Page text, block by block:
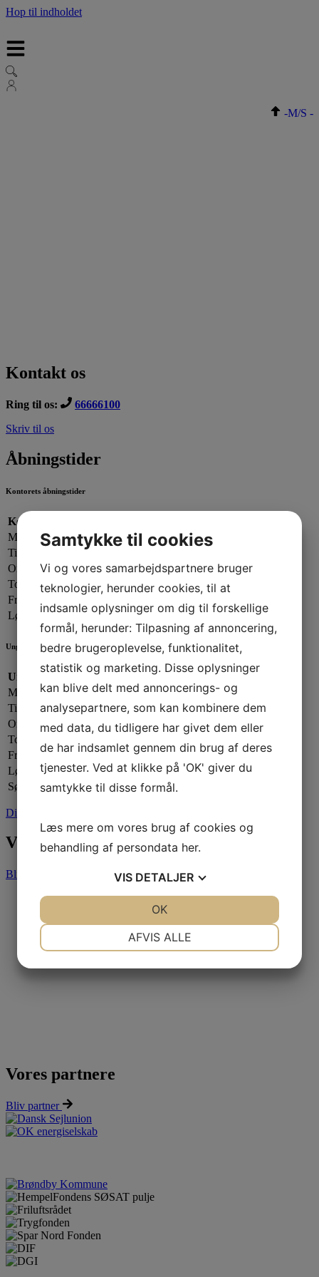
Hop til indholdet
-M/S -
Kontakt os
Ring til os:
66666100
Skriv til os
Åbningstider
Kontorets åbningstider
Kontorets åbningstider:
Mandag:
13.00 - 19.00
Tirsdag:
Onsdag:
09.00 - 13.00
Torsdag:
13.00 - 17.00
Fredag:
Lørdag - Søndag: Lukket
Ungdomsafdelingen
Ungdomsafdelingen:
Mandag: 17.00 - 20.00
Tirsdag:
Lukket
Onsdag:
17.00 - 20.00
Torsdag:
Fredag:
Lukket
Lørdag:
Efter aftale
Søndag:
Lukket
Din sejlklub
Vores partnere
Bliv partner
Vores partnere
Bliv partner
Samtykke til cookies
Vi og vores samarbejdspartnere bruger
teknologier, herunder cookies, til at
indsamle oplysninger om dig til forskellige
formål, herunder: Tilpasning af annoncering,
bedre brugeroplevelse, funktionalitet,
statistik og marketing. Disse oplysninger
kan blive delt med annoncerings- og
analysepartnere, som kan kombinere dem
med data, du tidligere har givet dem eller
de har indsamlet gennem din brug af deres
tjenester. Ved at klikke på 'OK' giver du
samtykke til disse formål.
Læs mere om vores brug af cookies og
behandling af persondata her.
VIS DETALJER
AFVIS ALLE
OK